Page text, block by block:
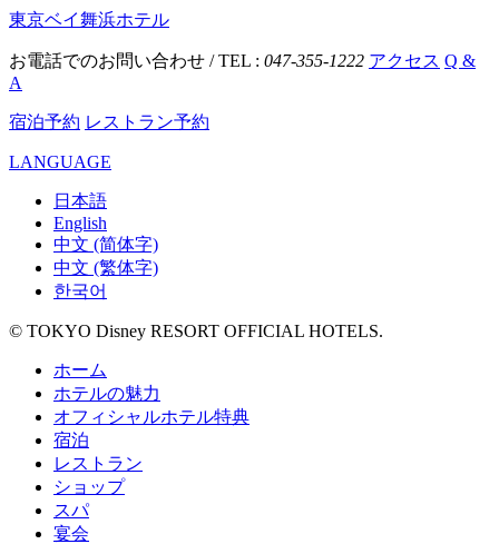
東京ベイ舞浜ホテル
お電話でのお問い合わせ / TEL : 047-355-1222 アクセス Q &
A
宿泊予約 レストラン予約
LANGUAGE
日本語
English
中文 (简体字)
中文 (繁体字)
한국어
© TOKYO Disney RESORT OFFICIAL HOTELS.
ホーム
ホテルの魅力
オフィシャルホテル特典
宿泊
レストラン
ショップ
スパ
宴会